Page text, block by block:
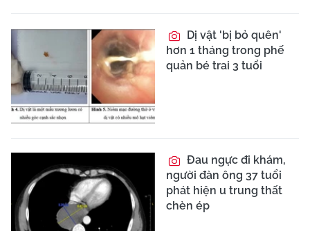
Dị vật 'bị bỏ quên'
hơn 1 tháng trong phế
quản bé trai 3 tuổi
Đau ngực đi khám,
người đàn ông 37 tuổi
phát hiện u trung thất
chèn ép